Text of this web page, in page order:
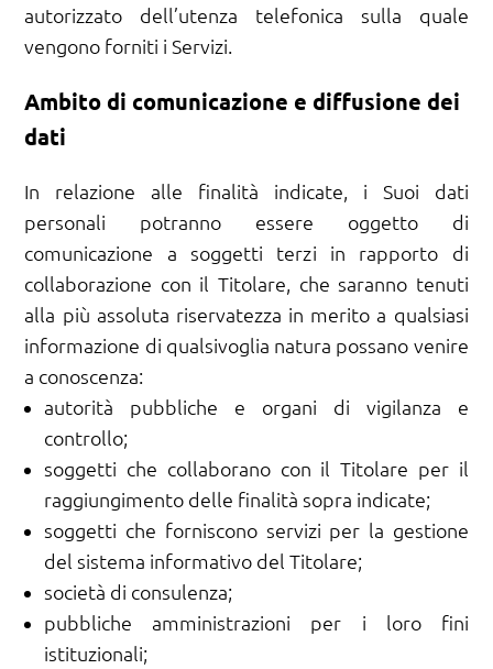
autorizzato dell’utenza telefonica sulla quale
vengono forniti i Servizi.
Ambito di comunicazione e diffusione dei
dati
In relazione alle finalità indicate, i Suoi dati
personali potranno essere oggetto di
comunicazione a soggetti terzi in rapporto di
collaborazione con il Titolare, che saranno tenuti
alla più assoluta riservatezza in merito a qualsiasi
informazione di qualsivoglia natura possano venire
a conoscenza:
autorità pubbliche e organi di vigilanza e
controllo;
soggetti che collaborano con il Titolare per il
raggiungimento delle finalità sopra indicate;
soggetti che forniscono servizi per la gestione
del sistema informativo del Titolare;
società di consulenza;
pubbliche amministrazioni per i loro fini
istituzionali;